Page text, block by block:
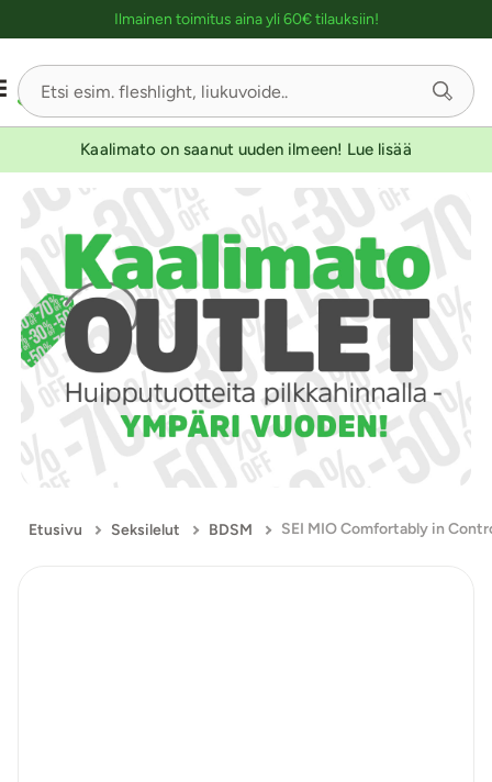
Ilmainen toimitus aina yli 60€ tilauksiin!
Kaalimato on saanut uuden ilmeen! Lue lisää
Etusivu Seksilelut BDSM